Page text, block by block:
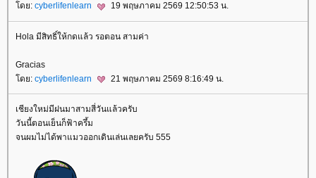
ดย: cyberlifenlearn 19 พฤษภาคม 2569 12:50:53 น.
Hola มีสิทธิ์ให้กดแล้ว รอตอน สามค่า
Gracias
ดย: cyberlifenlearn 21 พฤษภาคม 2569 8:16:49 น.
เชียงใหม่มีฝนมาสามสี่วันแล้วครับ
วันนี้ตอนเย็นก็ฟ้าครึ้ม
จนผมไม่ได้พาแมวออกเดินเล่นเลยครับ 555